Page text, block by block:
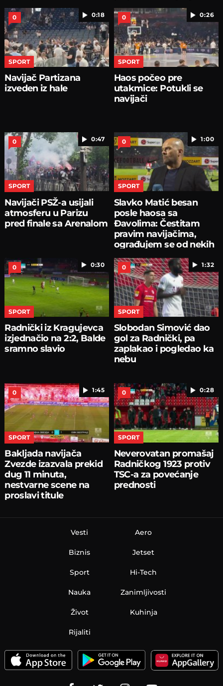
0:18
0
SPORT
Navijač Partizana
izveden iz hale
0:26
0
SPORT
Haos počeo pre
utakmice: Potukli se
navijači
0:47
0
SPORT
Navijači PSŽ-a usijali
atmosferu u Parizu
pred finale sa Arenalom
1:00
0
SPORT
Slavko Matić besan
posle haosa sa
Đavolima: Čestitam
pravim navijačima,
ograđujem se od nekih
0:30
0
SPORT
Radnički iz Kragujevca
izjednačio na 2:2, Balde
sramno slavio
1:32
0
SPORT
Slobodan Simović dao
gol za Radnički, pa
zaplakao i pogledao ka
nebu
1:45
0
SPORT
Bakljada navijača
Zvezde izazvala prekid
dug 11 minuta,
nestvarne scene na
proslavi titule
0:28
0
SPORT
Neverovatan promašaj
Radničkog 1923 protiv
TSC-a za povećanje
prednosti
Vesti
Biznis
Sport
Nauka
Aero
Jetset
Hi-Tech
Zanimljivosti
Život Kuhinja
Rijaliti